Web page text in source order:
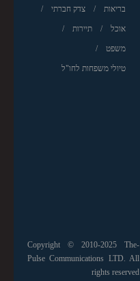
בריאות צדק חברתי
אוכל תיירות
משפט
טיולי משפחות לחו"ל
Copyright © 2010-2025 The-
Pulse Communications LTD. All
rights reserved